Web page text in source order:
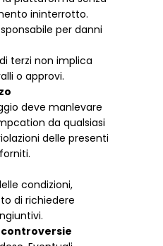
ininterrotto.
per danni
terzi non implica
o approvi.
deve manlevare
da qualsiasi
delle presenti
condizioni,
di richiedere
controversie